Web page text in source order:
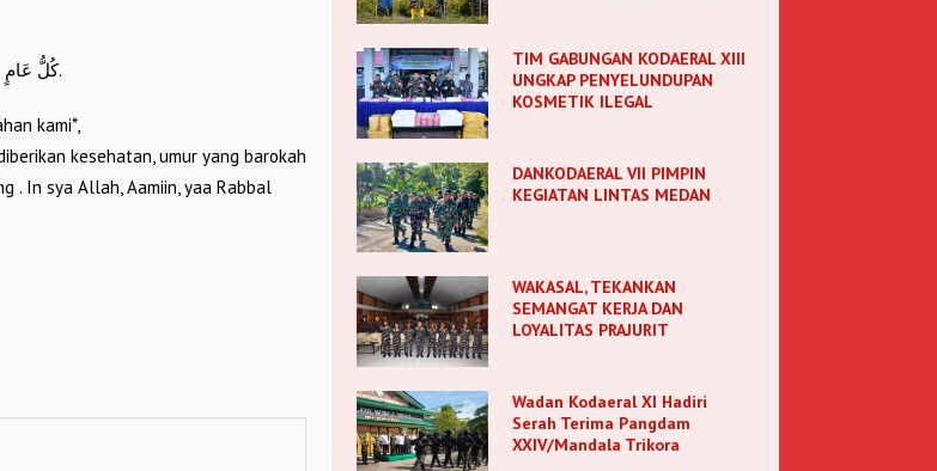
كُلُّ عَامٍ وَأَنْتُمْ بِخَيْرٍ. اَللّهُمَّ اجْعَلْنَا وَإِيَّاكُمْ مِنَ العَاءِدِيْنَ وَالفَاءِزِيْنَ وَالمَقْبُوْلِيْنَ.
kami*,
kesehatan, umur yang barokah
. In sya Allah, Aamiin, yaa Rabbal
TIM GABUNGAN KODAERAL XIII
UNGKAP PENYELUNDUPAN
KOSMETIK ILEGAL
DANKODAERAL VII PIMPIN
KEGIATAN LINTAS MEDAN
WAKASAL, TEKANKAN
SEMANGAT KERJA DAN
LOYALITAS PRAJURIT
Wadan Kodaeral XI Hadiri
Serah Terima Pangdam
XXIV/Mandala Trikora